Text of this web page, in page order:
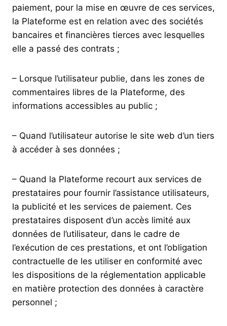
paiement, pour la mise en œuvre de ces services,
la Plateforme est en relation avec des sociétés
bancaires et financières tierces avec lesquelles
elle a passé des contrats ;
– Lorsque l’utilisateur publie, dans les zones de
commentaires libres de la Plateforme, des
informations accessibles au public ;
– Quand l’utilisateur autorise le site web d’un tiers
à accéder à ses données ;
– Quand la Plateforme recourt aux services de
prestataires pour fournir l’assistance utilisateurs,
la publicité et les services de paiement. Ces
prestataires disposent d’un accès limité aux
données de l’utilisateur, dans le cadre de
l’exécution de ces prestations, et ont l’obligation
contractuelle de les utiliser en conformité avec
les dispositions de la réglementation applicable
en matière protection des données à caractère
personnel ;